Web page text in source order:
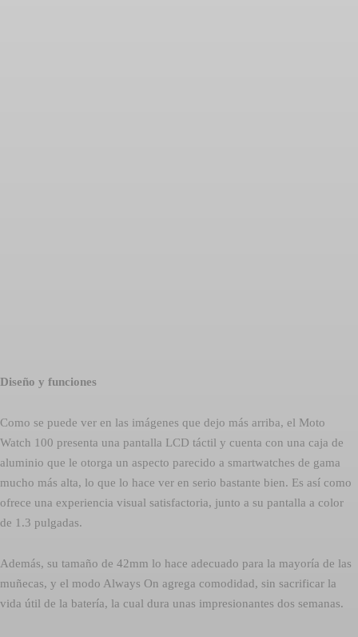
Diseño y funciones
Como se puede ver en las imágenes que dejo más arriba, el Moto
Watch 100 presenta una pantalla LCD táctil y cuenta con una caja de
aluminio que le otorga un aspecto parecido a smartwatches de gama
mucho más alta, lo que lo hace ver en serio bastante bien. Es así como
ofrece una experiencia visual satisfactoria, junto a su pantalla a color
de 1.3 pulgadas.
Además, su tamaño de 42mm lo hace adecuado para la mayoría de las
muñecas, y el modo Always On agrega comodidad, sin sacrificar la
vida útil de la batería, la cual dura unas impresionantes dos semanas.